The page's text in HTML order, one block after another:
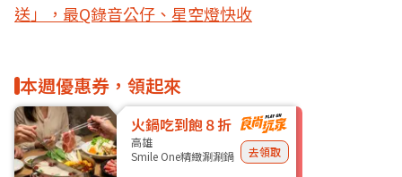
送」，最Q錄音公仔、星空燈快收
本週優惠券，領起來
火鍋吃到飽８折
高雄
Smile One精緻涮涮鍋
去領取